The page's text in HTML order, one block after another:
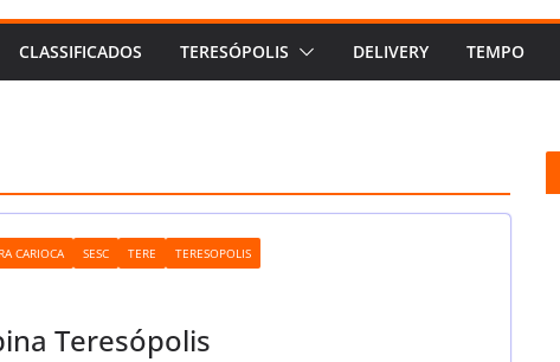
CLASSIFICADOS TERESÓPOLIS DELIVERY TEMPO
CARIOCA SESC TERE TERESOPOLIS
Teresópolis